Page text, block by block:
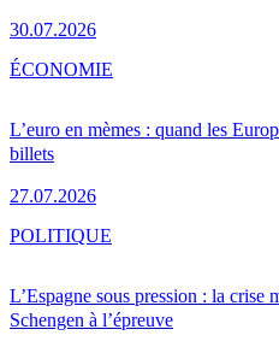
30.07.2026
L’euro en mèmes : quand les
billets
27.07.2026
ÉCONOMIE
L’Espagne sous pression : la crise
Schengen à l’épreuve
POLITIQUE